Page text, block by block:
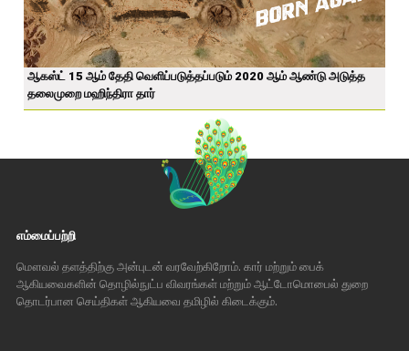
ஆகஸ்ட் 15 ஆம் தேதி வெளிப்படுத்தப்படும் 2020 ஆம் ஆண்டு அடுத்த
தலைமுறை மஹிந்திரா தார்
எம்மைப்பற்றி
மௌவல் தளத்திற்கு அன்புடன் வரவேற்கிறோம். கார் மற்றும் பைக்
ஆகியவைகளின் தொழில்நுட்ப விவரங்கள் மற்றும் ஆட்டோமொபைல் துறை
தொடர்பான செய்திகள் ஆகியவை தமிழில் கிடைக்கும்.